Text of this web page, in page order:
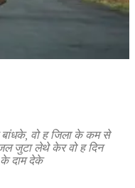
वो ह जिला के कम से
जुटा लेथे केर वो ह दिन
दाम देके